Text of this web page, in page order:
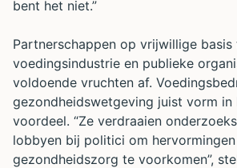
bent het niet.”
Partnerschappen op vrijwillige basis
voedingsindustrie en publieke
voldoende vruchten af.
gezondheidswetgeving juist vorm in
voordeel. “Ze verdraaien
lobbyen bij politici om
gezondheidszorg te voorkomen”,